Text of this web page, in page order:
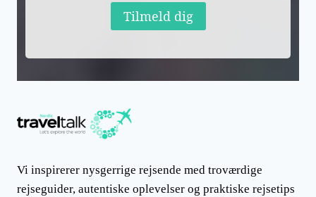
Tilmeld dig
Vi inspirerer nysgerrige rejsende med troværdige
rejseguider, autentiske oplevelser og praktiske rejsetips